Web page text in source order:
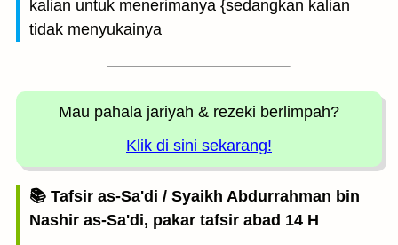
kalian untuk menerimanya {sedangkan kalian
tidak menyukainya
Mau pahala jariyah & rezeki berlimpah?
Klik di sini sekarang!
📚 Tafsir as-Sa'di / Syaikh Abdurrahman bin
Nashir as-Sa'di, pakar tafsir abad 14 H